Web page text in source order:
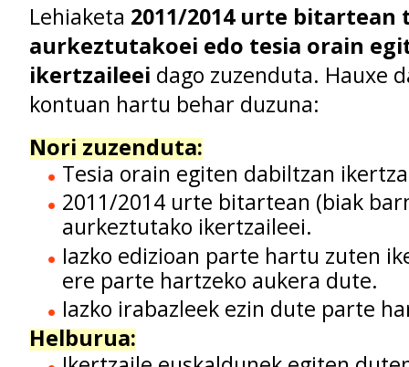
Lehiaketa 2011/2014 urte bitartean
aurkeztutakoei edo tesia orain
ikertzaileei dago zuzenduta. Hauxe
kontuan hartu behar duzuna:
Nori zuzenduta:
Tesia orain egiten dabiltzan
2011/2014 urte bitartean (biak
aurkeztutako ikertzaileei.
Iazko edizioan parte hartu zuten
ere parte hartzeko aukera dute.
Iazko irabazleek ezin dute parte
Helburua: